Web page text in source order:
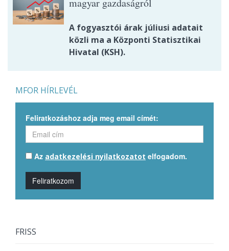
magyar gazdaságról
A fogyasztói árak júliusi adatait
közli ma a Központi Statisztikai
Hivatal (KSH).
MFOR HÍRLEVÉL
Feliratkozáshoz adja meg email címét:
Az adatkezelési nyilatkozatot elfogadom.
Feliratkozom
FRISS